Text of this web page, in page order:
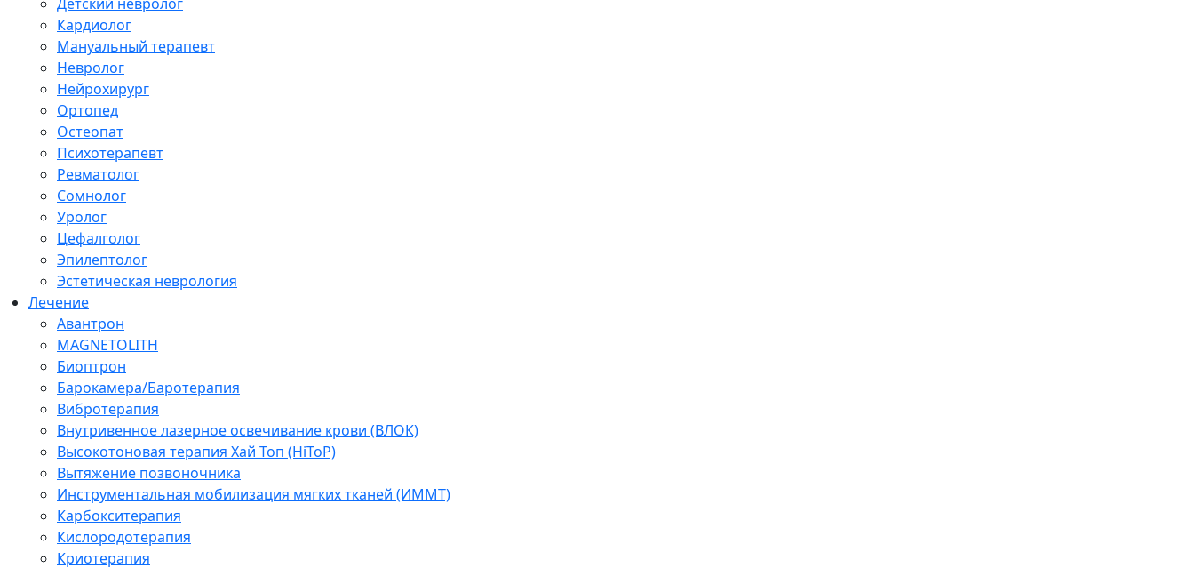
Кардиолог
Мануальный терапевт
Невролог
Нейрохирург
Ортопед
Остеопат
Психотерапевт
Ревматолог
Сомнолог
Уролог
Цефалголог
Эпилептолог
Эстетическая неврология
Лечение
Авантрон
MAGNETOLITH
Биоптрон
Барокамера/Баротерапия
Вибротерапия
Внутривенное лазерное освечивание крови (ВЛОК)
Высокотоновая терапия Хай Топ (HiToP)
Вытяжение позвоночника
Инструментальная мобилизация мягких тканей (ИММТ)
Карбокситерапия
Кислородотерапия
Криотерапия